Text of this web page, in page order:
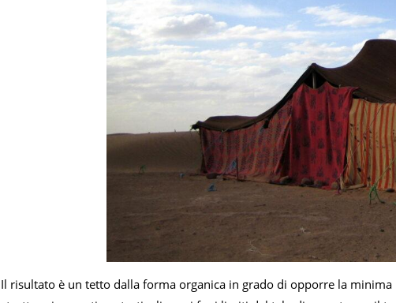
Il risultato è un tetto dalla forma organica in grado di opporre la